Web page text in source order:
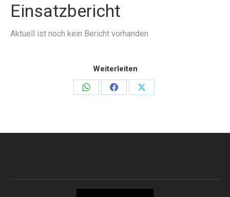
Einsatzbericht
Aktuell ist noch kein Bericht vorhanden
Weiterleiten
Teilen
Teilen
Teilen